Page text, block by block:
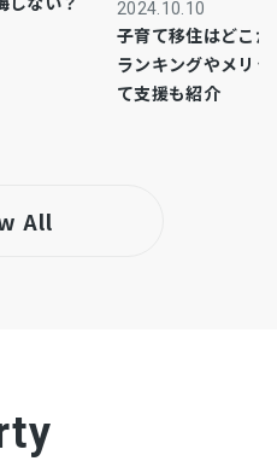
建、別棟診療所付
坪、一戸建８４．３４坪、診
㎡、（間取り）１階診察室２
田店／徒歩約17分（約1300
2024.10.10
子育て移住はどこ
ランキングやメリ
て支援も紹介
All